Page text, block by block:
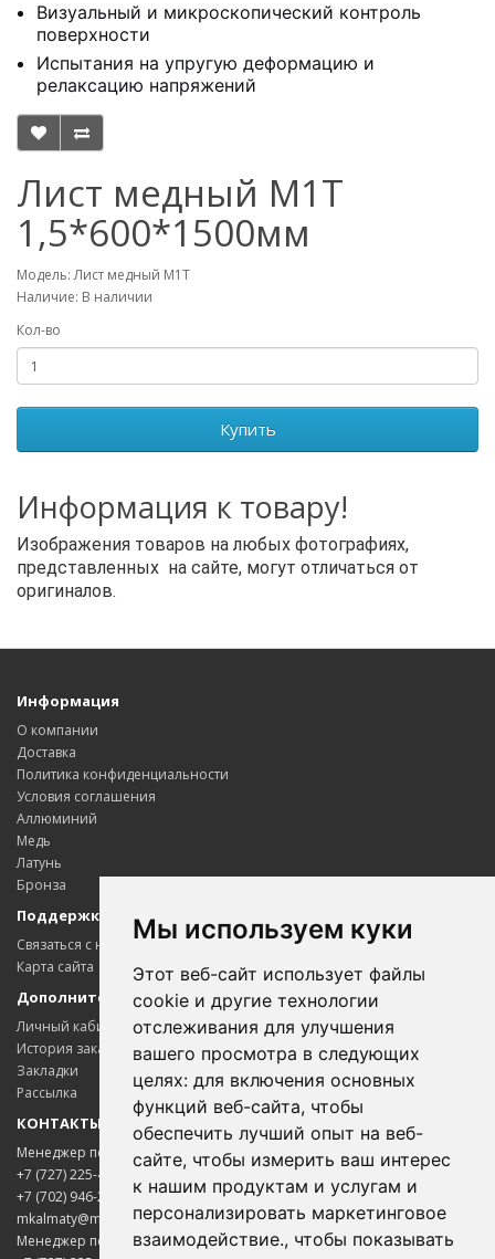
Менеджер Надежда
Здравствуйте! Готова помочь
Мы используем куки
Этот веб-сайт использует файлы
cookie и другие технологии
отслеживания для улучшения
вашего просмотра в следующих
целях: для включения основных
функций веб-сайта, чтобы
обеспечить лучший опыт на веб-
сайте, чтобы измерить ваш интерес
к нашим продуктам и услугам и
персонализировать маркетинговое
взаимодействие., чтобы показывать
Визуальный и микроскопический контроль
поверхности
Испытания на упругую деформацию и
релаксацию напряжений
Лист медный М1Т
1,5*600*1500мм
Модель: Лист медный М1Т
Наличие: В наличии
Кол-во
Купить
Информация к товару!
Изображения товаров на любых фотографиях,
представленных на сайте, могут отличаться от
оригиналов.
Информация
О компании
Доставка
Политика конфиденциальности
Условия соглашения
Аллюминий
Медь
Латунь
Бронза
Поддержка клиентов
Связаться с нами
Карта сайта
Дополнительно
Личный кабинет
История заказов
Закладки
Рассылка
КОНТАКТЫ
Менеджер по цветному металлопрокату
+7 (727) 225-45-65
+7 (702) 946-20-02
mkalmaty@mail.ru
Менеджер по электротехнической продукции